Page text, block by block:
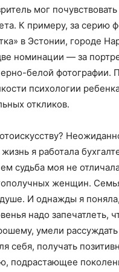
мог
К примеру, за серию
в Эстонии, городе
номинации — за
белой фотографии.
психологии
откликов.
я работала
судьба моя не
женщин.
И однажды я
надо запечатлеть,
умели
себя, получать
подрастающее